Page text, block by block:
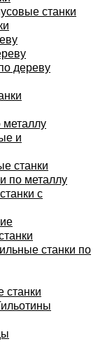
станки
дереву
и
станки
по металлу
с
станки по
станки